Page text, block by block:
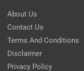
About Us
Contact Us
Terms And Conditions
Disclaimer
Privacy Policy